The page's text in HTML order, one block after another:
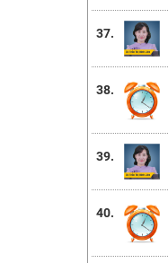
37.
38.
39.
40.